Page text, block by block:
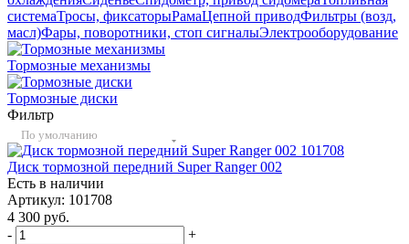
системаТросы, фиксаторыРамаЦепной приводФильтры (возд,
масл)Фары, поворотники, стоп сигналыЭлектрооборудование
Тормозные механизмы
Тормозные диски
Фильтр
По умолчанию
Диск тормозной передний Super Ranger 002
Есть в наличии
Артикул: 101708
4 300 руб.
-
+